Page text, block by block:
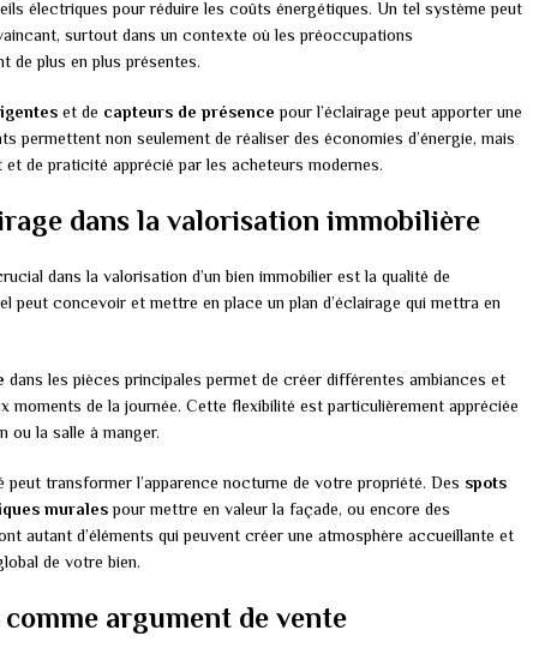
électriques pour réduire les coûts énergétiques. Un tel système peut
surtout dans un contexte où les préoccupations
de plus en plus présentes.
et de capteurs de présence pour l’éclairage peut apporter une
permettent non seulement de réaliser des économies d’énergie, mais
de praticité apprécié par les acheteurs modernes.
dans la valorisation immobilière
dans la valorisation d’un bien immobilier est la qualité de
peut concevoir et mettre en place un plan d’éclairage qui mettra en
dans les pièces principales permet de créer différentes ambiances et
moments de la journée. Cette flexibilité est particulièrement appréciée
ou la salle à manger.
peut transformer l’apparence nocturne de votre propriété. Des spots
muralespour mettre en valeur la façade, ou encore des
autant d’éléments qui peuvent créer une atmosphère accueillante et
de votre bien.
argument de vente